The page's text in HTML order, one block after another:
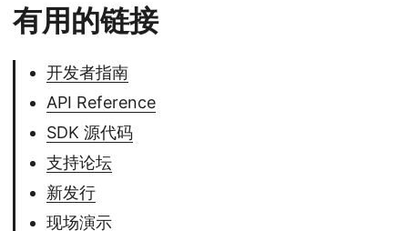
有用的链接
开发者指南
API Reference
SDK 源代码
支持论坛
新发行
现场演示